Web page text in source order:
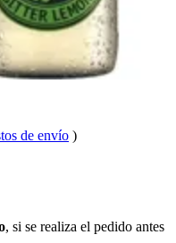
de envío )
, si se realiza el pedido antes